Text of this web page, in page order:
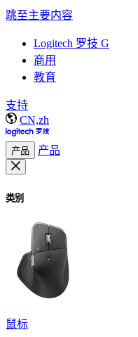
跳至主要内容
Logitech 罗技 G
商用
教育
支持
CN,zh
产品 产品
类别
鼠标